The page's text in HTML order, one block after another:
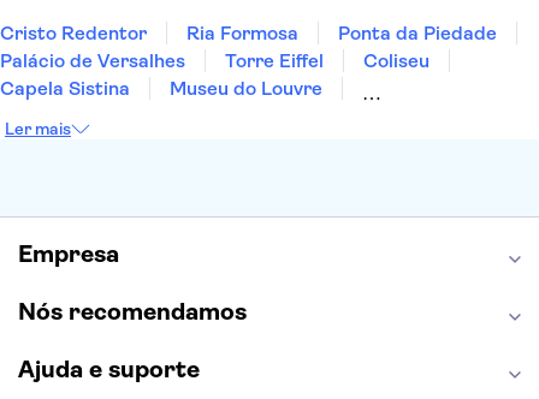
Cristo Redentor Ria Formosa
Ponta da Piedade
Palácio de Versalhes
Torre Eiffel
Coliseu
Capela Sistina
Museu do Louvre
Torre de Belém
Ler mais
Empresa
Nós recomendamos
Ajuda e suporte